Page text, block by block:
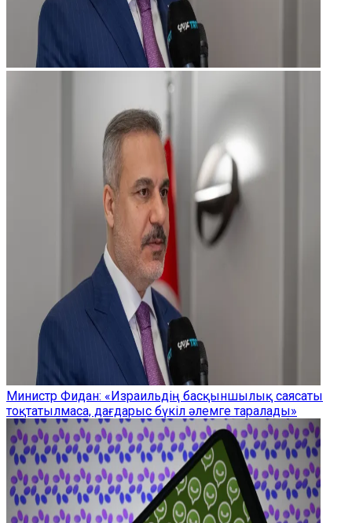
Министр Фидан: «Израильдің басқыншылық саясаты
тоқтатылмаса, дағдарыс бүкіл әлемге таралады»